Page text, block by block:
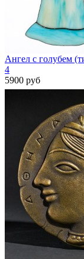
Ангел с голубем
4
5900 руб